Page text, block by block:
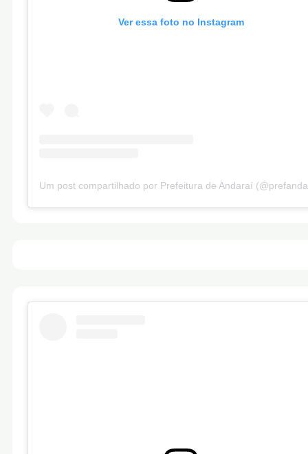
Ver essa foto no Instagram
Um post compartilhado por Prefeitura de Andaraí